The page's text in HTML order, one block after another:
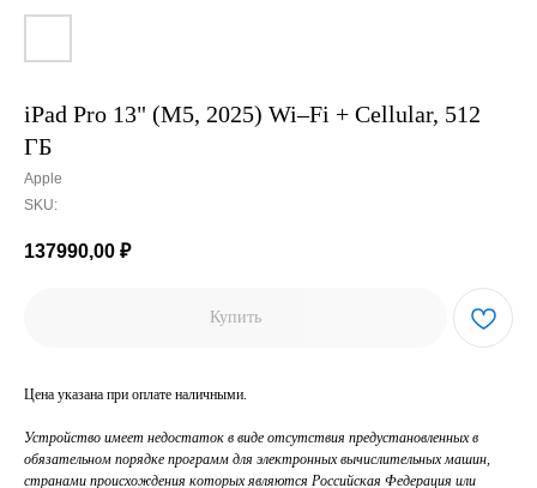
iPad Pro 13" (M5, 2025) Wi–Fi + Cellular, 512
ГБ
Apple
SKU:
137990,00 ₽
Купить
Цена указана при оплате наличными.
Устройство имеет недостаток в виде отсутствия предустановленных в
обязательном порядке программ для электронных вычислительных машин,
странами происхождения которых являются Российская Федерация или